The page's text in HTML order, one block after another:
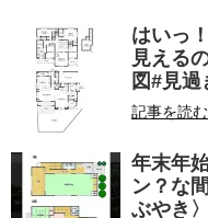
はいっ
見える
図#見過
記事を読む
年末年
ン？な
ぶやき〉